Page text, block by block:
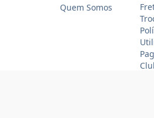
Quem Somos